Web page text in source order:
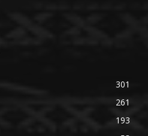
301
261
193